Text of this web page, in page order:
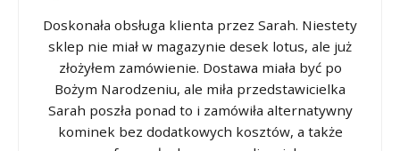
Doskonała obsługa klienta przez Sarah. Niestety
sklep nie miał w magazynie desek lotus, ale już
złożyłem zamówienie. Dostawa miała być po
Bożym Narodzeniu, ale miła przedstawicielka
Sarah poszła ponad to i zamówiła alternatywny
kominek bez dodatkowych kosztów, a także